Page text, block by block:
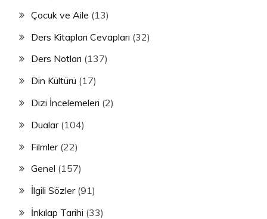
Çocuk ve Aile (13)
Ders Kitapları Cevapları (32)
Ders Notları (137)
Din Kültürü (17)
Dizi İncelemeleri (2)
Dualar(104)
Filmler(22)
Genel (157)
İlgili Sözler(91)
İnkılap Tarihi (33)